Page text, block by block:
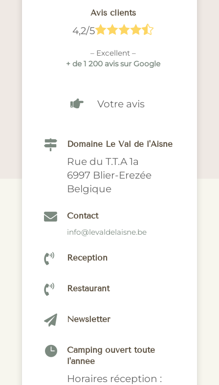
Avis clients
4,2/5
– Excellent –
+ de 1 200 avis sur Google
 Votre avis
 Domaine Le Val de l'Aisne
Rue du T.T.A 1a
6997 Blier-Erezée
Belgique
 Contact
info@levaldelaisne.be
 Réception
 Restaurant
 Newsletter

Camping ouvert toute
l'année
Horaires réception :